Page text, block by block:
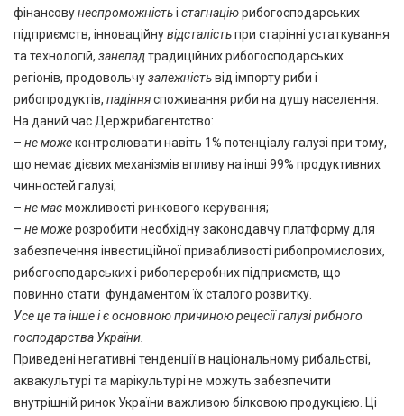
фінансовунеспроможністьі стагнаціюрибогосподарських
підприємств, інноваційнувідсталістьпри старінні устаткування
та технологій, занепадтрадиційних рибогосподарських
регіонів, продовольчузалежністьвід імпорту риби і
рибопродуктів, падінняспоживання риби на душу населення.
На даний час Держрибагентство:
– не можеконтролювати навіть 1% потенціалу галузі при тому,
що немає дієвих механізмів впливу на інші 99% продуктивних
чинностей галузі;
– не маєможливості ринкового керування;
– не можерозробити необхідну законодавчу платформу для
забезпечення інвестиційної привабливості рибопромислових,
рибогосподарських і рибопереробних підприємств, що
повинно стати фундаментом їх сталого розвитку.
Усе це та інше і є основноюпричиною рецесії галузі рибного
господарства України.
Приведені негативні тенденції в національному рибальстві,
аквакультурі та марікультурі не можуть забезпечити
внутрішній ринок України важливою білковою продукцією. Ці